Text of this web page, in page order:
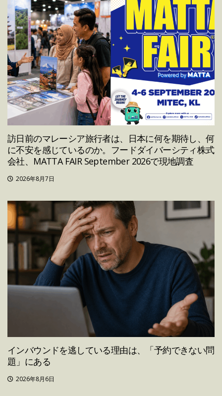
訪日前のマレーシア旅行者は、日本に何を期待し、何
に不安を感じているのか。フードダイバーシティ株式
会社、MATTA FAIR September 2026で現地調査
2026年8月7日
インバウンドを逃している理由は、「予約できない問
題」にある
2026年8月6日